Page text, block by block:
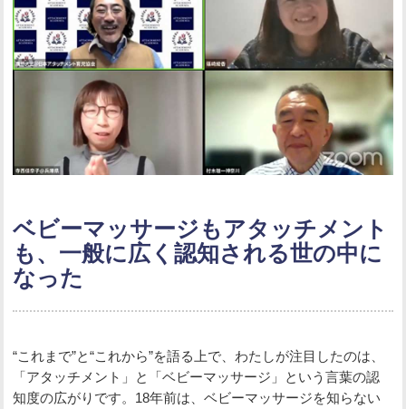
ベビーマッサージもアタッチメント
も、一般に広く認知される世の中に
なった
“これまで”と“これから”を語る上で、わたしが注目したのは、
「アタッチメント」と「ベビーマッサージ」という言葉の認
知度の広がりです。18年前は、ベビーマッサージを知らない